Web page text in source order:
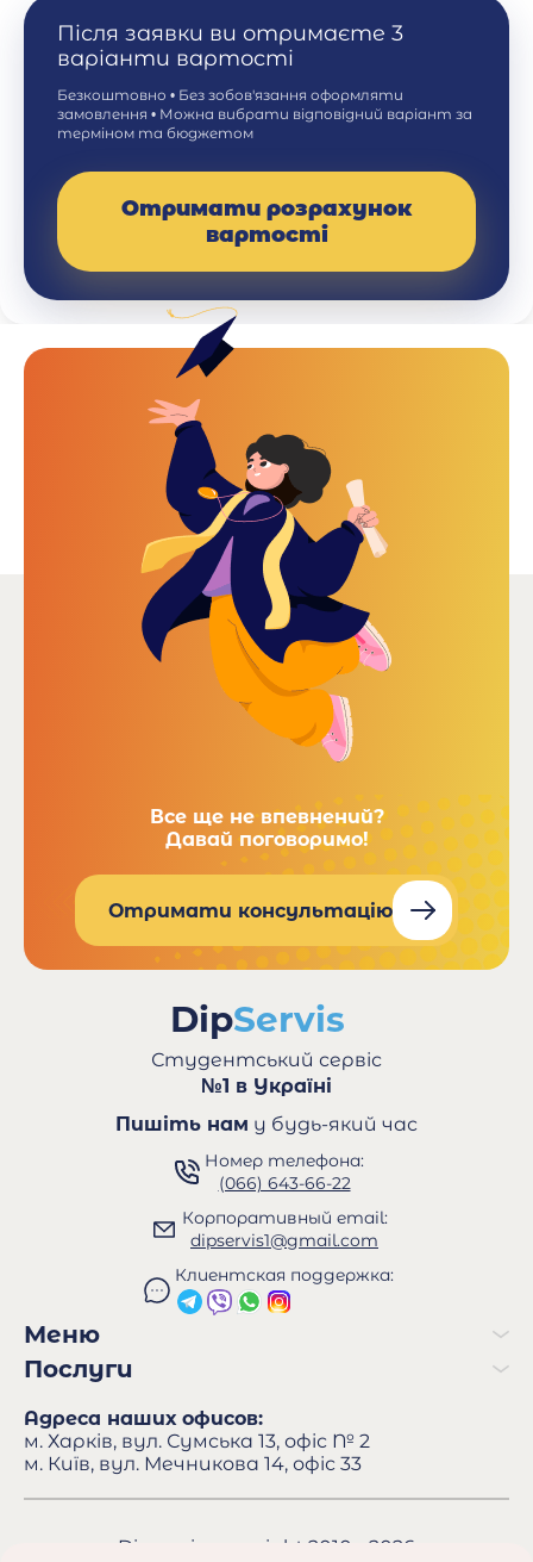
Після заявки ви отримаєте 3
варіанти вартості
Безкоштовно • Без зобов'язання оформляти
замовлення • Можна вибрати відповідний варіант за
терміном та бюджетом
Отримати розрахунок
вартості
Все ще не впевнений?
Давай поговоримо!
Отримати консультацію
Студентський сервіс
№1 в Україні
Пишіть нам у будь-який час
Номер телефона:
(066) 643-66-22
Корпоративный email:
dipservis1@gmail.com
Клиентская поддержка:
Меню
Послуги
Адреса наших офисов:
м. Харків, вул. Сумська 13, офіс № 2
м. Київ, вул. Мечникова 14, офіс 33
Dipservis copyright 2010 - 2026